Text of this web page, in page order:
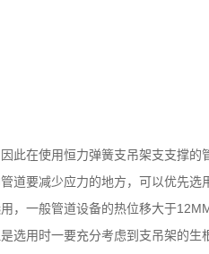
此在使用恒力弹簧支吊架支支撑的
道要减少应力的地方，可以优先选
，一般管道设备的热位移大于
选用时一要充分考虑到支吊架的生